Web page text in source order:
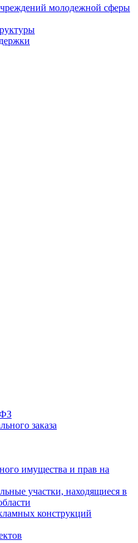
молодежной сферы
заказа
имущества и прав на
участки, находящиеся в
конструкций